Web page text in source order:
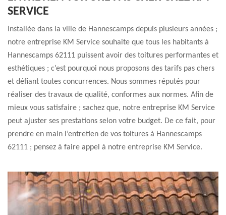
SERVICE
Installée dans la ville de Hannescamps depuis plusieurs années ;
notre entreprise KM Service souhaite que tous les habitants à
Hannescamps 62111 puissent avoir des toitures performantes et
esthétiques ; c’est pourquoi nous proposons des tarifs pas chers
et défiant toutes concurrences. Nous sommes réputés pour
réaliser des travaux de qualité, conformes aux normes. Afin de
mieux vous satisfaire ; sachez que, notre entreprise KM Service
peut ajuster ses prestations selon votre budget. De ce fait, pour
prendre en main l’entretien de vos toitures à Hannescamps
62111 ; pensez à faire appel à notre entreprise KM Service.